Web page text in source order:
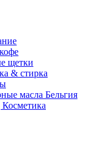
щетки
& стирка
масла Бельгия